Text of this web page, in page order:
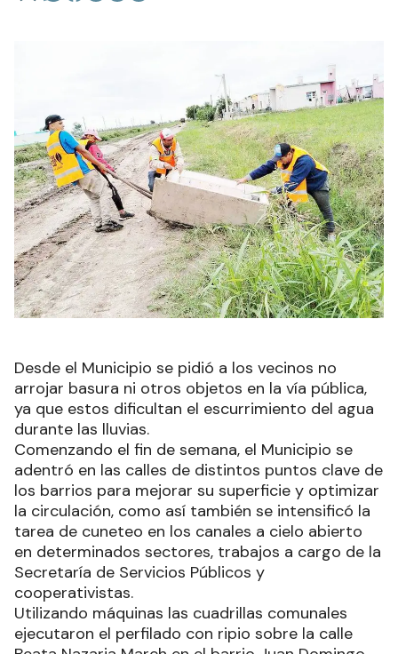
Desde el Municipio se pidió a los vecinos no
arrojar basura ni otros objetos en la vía pública,
ya que estos dificultan el escurrimiento del agua
durante las lluvias.
Comenzando el fin de semana, el Municipio se
adentró en las calles de distintos puntos clave de
los barrios para mejorar su superficie y optimizar
la circulación, como así también se intensificó la
tarea de cuneteo en los canales a cielo abierto
en determinados sectores, trabajos a cargo de la
Secretaría de Servicios Públicos y
cooperativistas.
Utilizando máquinas las cuadrillas comunales
ejecutaron el perfilado con ripio sobre la calle